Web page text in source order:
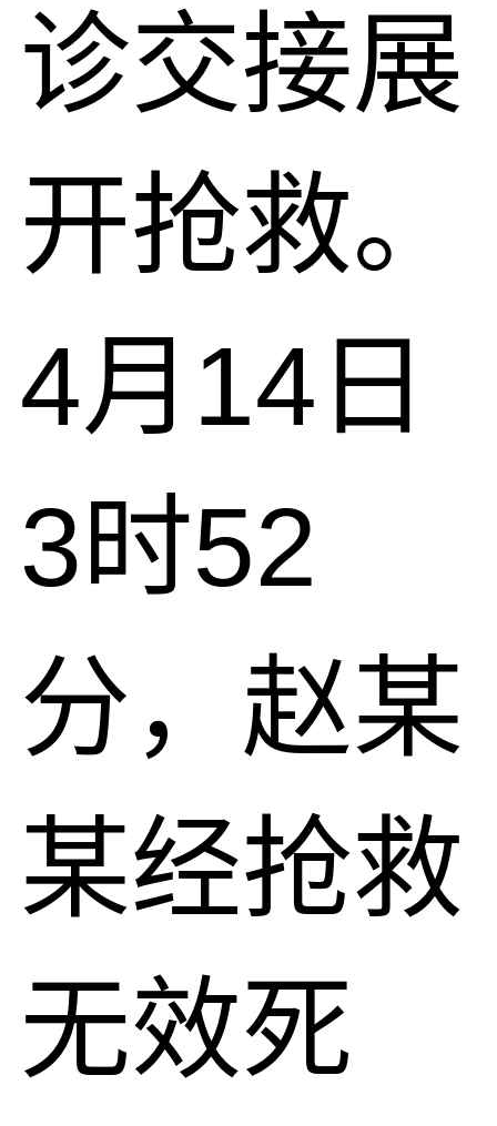
诊交接展
开抢救。
4月14日
3时52
分，赵某
某经抢救
无效死